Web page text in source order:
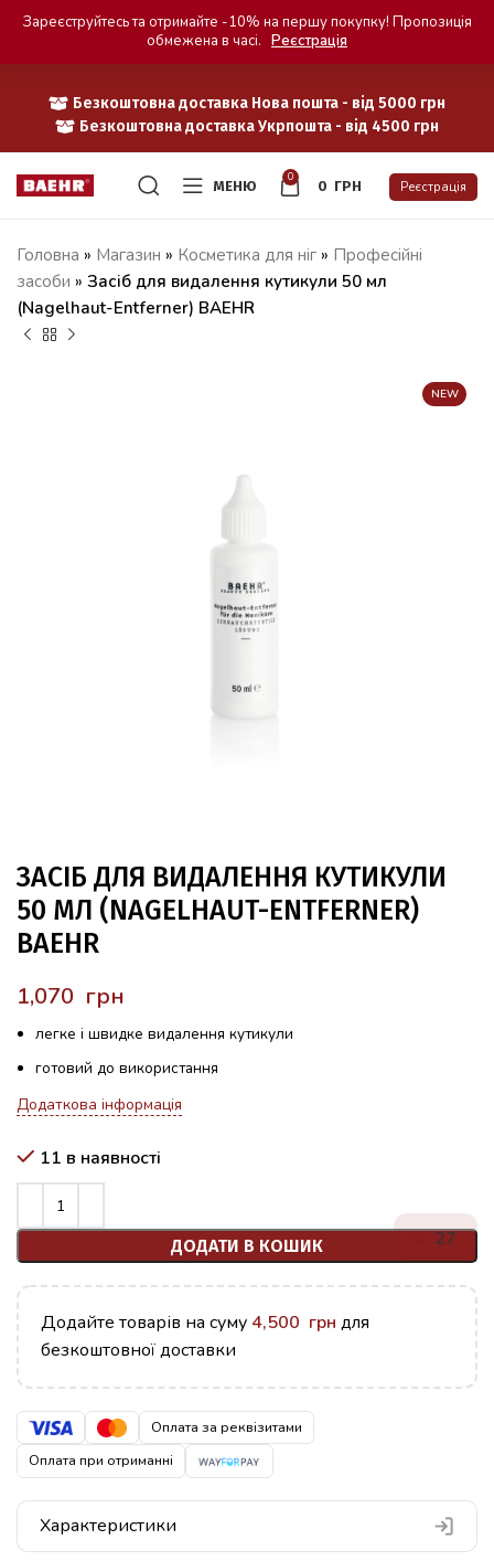
Безкоштовна доставка Нова пошта - від 5000 грн
Безкоштовна доставка Укрпошта - від 4500 грн
МЕНЮ
0
0 ГРН Реєстрація
Головна » Магазин » Косметика для ніг » Професійні
засоби » Засіб для видалення кутикули 50 мл
(Nagelhaut-Entferner) BAEHR
NEW
ЗАСІБ ДЛЯ ВИДАЛЕННЯ КУТИКУЛИ
50 МЛ (NAGELHAUT-ENTFERNER)
BAEHR
грн
легке і швидке видалення кутикули
готовий до використання
Додаткова інформація
11 в наявності
ДОДАТИ В КОШИК 27
Додайте товарів на суму 4,500 грн для
безкоштовної доставки
Оплата за реквізитами
Оплата при отриманні
Характеристики
Зареєструйтесь та отримайте -10% на першу покупку! Пропозиція
обмежена в часі. Реєстрація